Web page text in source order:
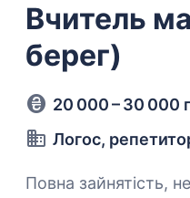
Вчитель
берег)
20 000 – 30 000
Логос,
Повна зайнятість,